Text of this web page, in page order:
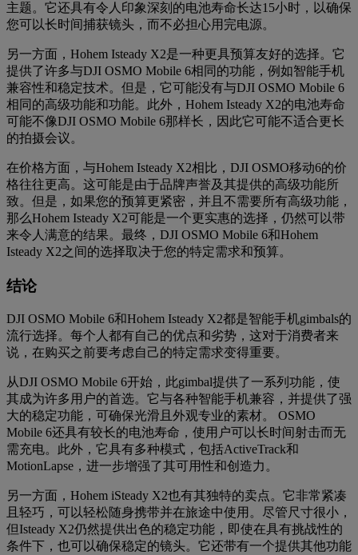
主题。它还具有令人印象深刻的电池寿命长达15小时，以确保
您可以长时间捕获镜头，而不必担心用完电源。
另一方面，Hohem Isteady X2是一种更具预算友好的选择。它
提供了许多与DJI OSMO Mobile 6相同的功能，例如智能手机
兼容性和稳定技术。但是，它可能没有与DJI OSMO Mobile 6
相同的高级功能和功能。此外，Hohem Isteady X2的电池寿命
可能不像DJI OSMO Mobile 6那样长，因此它可能不适合更长
的拍摄会议。
在价格方面，与Hohem Isteady X2相比，DJI OSMO移动6的价
格往往更高。这可能是由于品牌声誉及其提供的高级功能所
致。但是，如果您的预算更紧密，并且不需要所有高级功能，
那么Hohem Isteady X2可能是一个更实惠的选择，仍然可以带
来令人满意的结果。最终，DJI OSMO Mobile 6和Hohem
Isteady X2之间的选择取决于您的特定需求和预算。
结论
DJI OSMO Mobile 6和Hohem Isteady X2都是智能手机gimbals的
流行选择。每个人都有自己的优点和劣势，这对于消费者来
说，在购买之前要考虑自己的特定需求变得重要。
从DJI OSMO Mobile 6开始，此gimbal提供了一系列功能，使
其成为许多用户的首选。它与各种智能手机兼容，并提供了强
大的稳定功能，可确保光滑且外观专业的素材。 OSMO
Mobile 6还具有较长的电池寿命，使用户可以长时间射击而无
需充电。此外，它具有多种模式，包括ActiveTrack和
MotionLapse，进一步增强了其可用性和创造力。
另一方面，Hohem iSteady X2也有其独特的卖点。它非常紧凑
且轻巧，可以轻松随身携带并在旅途中使用。尽管尺寸很小，
但Isteady X2仍然提供出色的稳定功能，即使在具有挑战性的
条件下，也可以确保稳定的镜头。它还带有一个提供其他功能